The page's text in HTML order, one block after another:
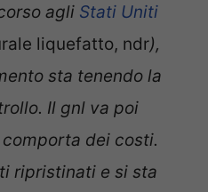
agli Stati Uniti
liquefatto, ndr),
sta tenendo la
Il gnl va poi
dei costi.
ripristinati e si sta